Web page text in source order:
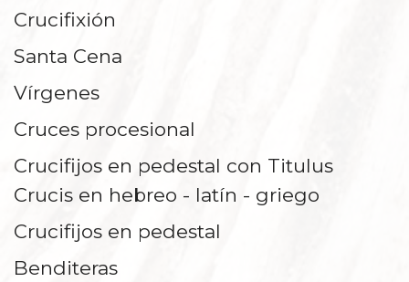
Crucifixión
Santa Cena
Vírgenes
Cruces procesional
Crucifijos en pedestal con Titulus
Crucis en hebreo - latín - griego
Crucifijos en pedestal
Benditeras